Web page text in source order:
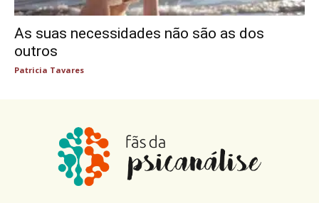
As suas necessidades não são as dos
outros
Patricia Tavares